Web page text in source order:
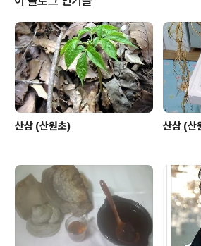
려라 은하철도 999 가사 출처 : Daum뮤직 상황버섯중
고의 상황버섯 가문비나무에 송상황버섯입니다 아래
영상은 지난 산원의 글중에서 약용버섯배워보기 1편
합니다 또한 티스토리 시작한지 10월 23일 그리고 11
한달이 지나고, 12월 8일 이..
산삼 (산원초) 산삼 (산